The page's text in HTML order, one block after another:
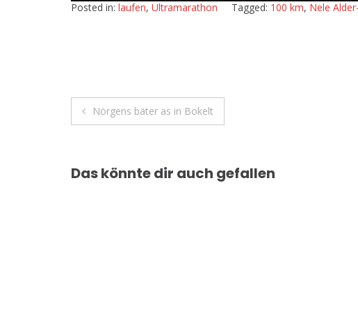
Posted in: laufen, Ultramarathon Tagged: 100 km, Nele
Beitragsnavigation
Nörgens bäter as in Bokelt
Das könnte dir auch gefallen